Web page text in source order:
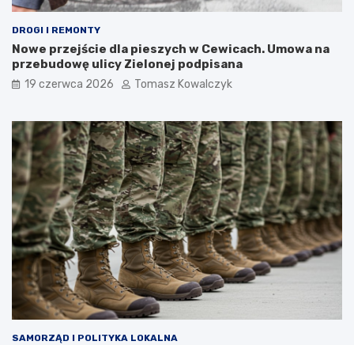
DROGI I REMONTY
Nowe przejście dla pieszych w Cewicach. Umowa na
przebudowę ulicy Zielonej podpisana
19 czerwca 2026 Tomasz Kowalczyk
SAMORZĄD I POLITYKA LOKALNA